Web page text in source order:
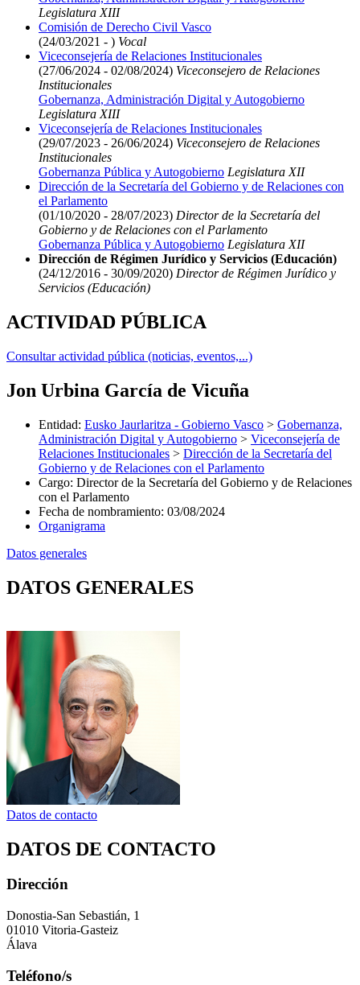
Legislatura XIII
Comisión de Derecho Civil Vasco
(24/03/2021 - ) Vocal
Viceconsejería de Relaciones Institucionales
(27/06/2024 - 02/08/2024) Viceconsejero de Relaciones
Institucionales
Gobernanza, Administración Digital y Autogobierno
Legislatura XIII
Viceconsejería de Relaciones Institucionales
(29/07/2023 - 26/06/2024) Viceconsejero de Relaciones
Institucionales
Gobernanza Pública y Autogobierno Legislatura XII
Dirección de la Secretaría del Gobierno y de Relaciones con
el Parlamento
(01/10/2020 - 28/07/2023) Director de la Secretaría del
Gobierno y de Relaciones con el Parlamento
Gobernanza Pública y Autogobierno Legislatura XII
Dirección de Régimen Jurídico y Servicios (Educación)
(24/12/2016 - 30/09/2020) Director de Régimen Jurídico y
Servicios (Educación)
ACTIVIDAD PÚBLICA
Consultar actividad pública (noticias, eventos,...)
Jon Urbina García de Vicuña
Entidad: Eusko Jaurlaritza - Gobierno Vasco > Gobernanza,
Administración Digital y Autogobierno > Viceconsejería de
Relaciones Institucionales > Dirección de la Secretaría del
Gobierno y de Relaciones con el Parlamento
Cargo: Director de la Secretaría del Gobierno y de Relaciones
con el Parlamento
Fecha de nombramiento: 03/08/2024
Organigrama
Datos generales
DATOS GENERALES
Datos de contacto
DATOS DE CONTACTO
Dirección
Donostia-San Sebastián, 1
01010 Vitoria-Gasteiz
Álava
Teléfono/s